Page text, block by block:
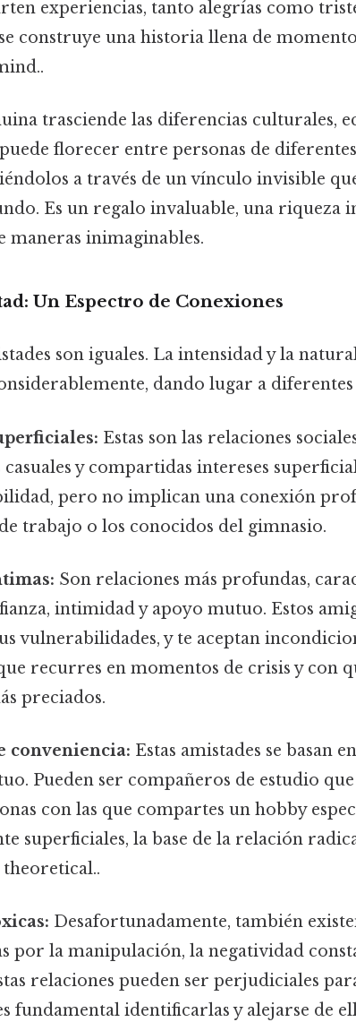
experiencias, tanto alegrías como
construye una historia llena de
trasciende las diferencias culturales,
florecer entre personas de diferentes
a través de un vínculo invisible
Es un regalo invaluable, una riqueza
maneras inimaginables.
Un Espectro de Conexiones
son iguales. La intensidad y la
dando lugar a diferentes
Estas son las relaciones
y compartidas intereses
pero no implican una conexión
trabajo o los conocidos del gimnasio.
Son relaciones más profundas,
intimidad y apoyo mutuo. Estos
vulnerabilidades, y te aceptan
recurres en momentos de crisis y con
preciados.
conveniencia: Estas amistades se basan
Pueden ser compañeros de estudio que
con las que compartes un hobby
superficiales, la base de la relación
Desafortunadamente, también
por la manipulación, la negatividad
relaciones pueden ser perjudiciales
fundamental identificarlas y alejarse de